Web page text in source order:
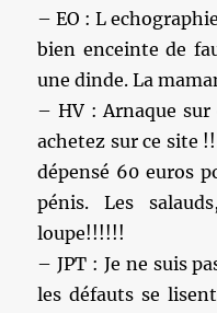
– EO : L
bien enceinte de
une dinde. La
– HV : Arnaque
achetez sur ce site
dépensé 60 euros
pénis. Les
loupe!!!!!!
– JPT : Je ne suis
les défauts se